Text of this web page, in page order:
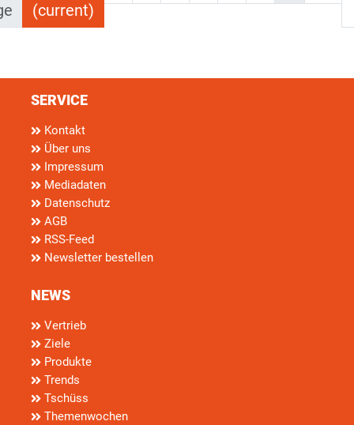
(current)
SERVICE
Kontakt
Über uns
Impressum
Mediadaten
Datenschutz
AGB
RSS-Feed
Newsletter bestellen
NEWS
Vertrieb
Ziele
Produkte
Trends
Tschüss
Themenwochen